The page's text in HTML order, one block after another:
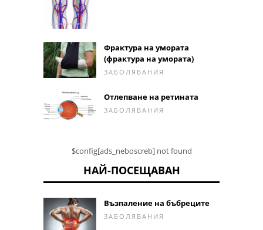
Фрактура на умората
(фрактура на умората)
ЗАБОЛЯВАНИЯ
Отлепване на ретината
ЗАБОЛЯВАНИЯ
$config[ads_neboscreb] not found
НАЙ-ПОСЕЩАВАН
Възпаление на бъбреците
ЗАБОЛЯВАНИЯ